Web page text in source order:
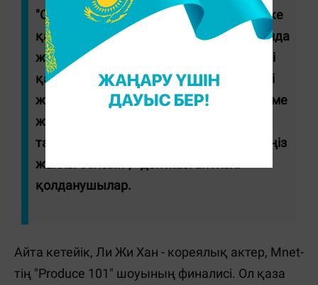
"Ол адам өмірін сақтап қалған соң, көкке
қайтқан періште. Бұдан былай ол аспанда
жұлдыздай жарқырайды", "Үйіне бір-екі
қадам ғана қалған екен ғой... Мейірімді
жан, жатқан жері жайлы болсын", "Көзіме
жас келіп отыр", "Батырлық
танытқаныңызға рақмет, жатқан жеріңіз
жайлы болсын", - деп жазған Желі
қолданушылар.
Айта кетейік, Ли Жи Хан - кореялық актер, Mnet-
тің "Produce 101" шоуының финалисі. Ол қаза